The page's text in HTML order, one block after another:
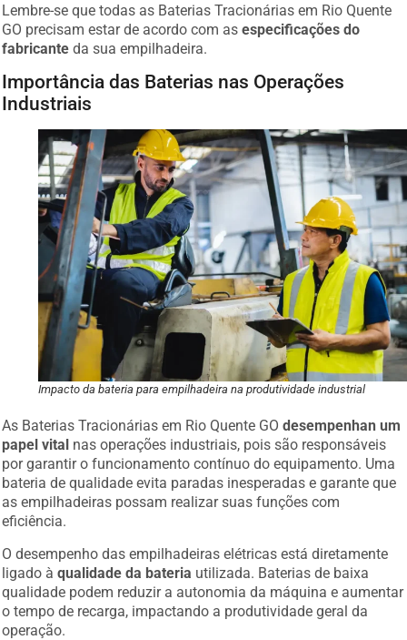
Lembre-se que todas as Baterias Tracionárias em Rio Quente
GO precisam estar de acordo com as especificações do
fabricante da sua empilhadeira.
Importância das Baterias nas Operações
Industriais
Impacto da bateria para empilhadeira na produtividade industrial
As Baterias Tracionárias em Rio Quente GOdesempenhan um
papel vital nas operações industriais, pois são responsáveis
por garantir o funcionamento contínuo do equipamento. Uma
bateria de qualidade evita paradas inesperadas e garante que
as empilhadeiras possam realizar suas funções com
eficiência.
O desempenho das empilhadeiras elétricas está diretamente
ligado àqualidade da bateria utilizada. Baterias de baixa
qualidade podem reduzir a autonomia da máquina e aumentar
o tempo de recarga, impactando a produtividade geral da
operação.